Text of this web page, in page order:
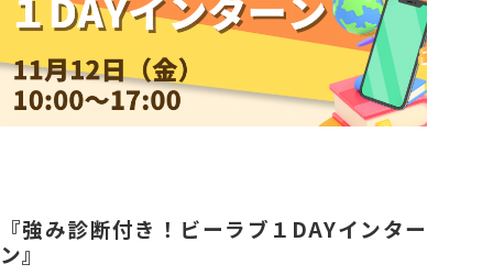
最新ブログ
会社概要
採用情報
『強み診断付き！ビーラブ１DAYインター
ン』